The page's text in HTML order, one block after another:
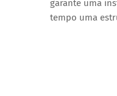
garante uma
tempo uma